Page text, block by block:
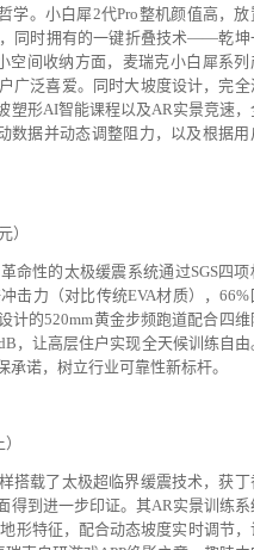
学。小白犀2代Pro整机颜值高，放
同时拥有的一键折叠技术——乾坤
空间收纳方面，麦瑞克小白犀系列
广泛喜爱。同时大坡度设计，完全
塑形AI智能课程以及AR实景竞速，
数据并动态调整阻力，以及根据用
）
命性的太极缓震系统通过SGS四项
击力（对比传统EVA材质），66%
计的520mm黄金步频跑道配合四维
，让高层住户实现全天候训练自由
诺，树立行业可靠性新标杆。
搭载了太极超临界缓震技术，获丁
得到进一步印证。其AR实景训练系
形特征，配合动态坡度实时调节，